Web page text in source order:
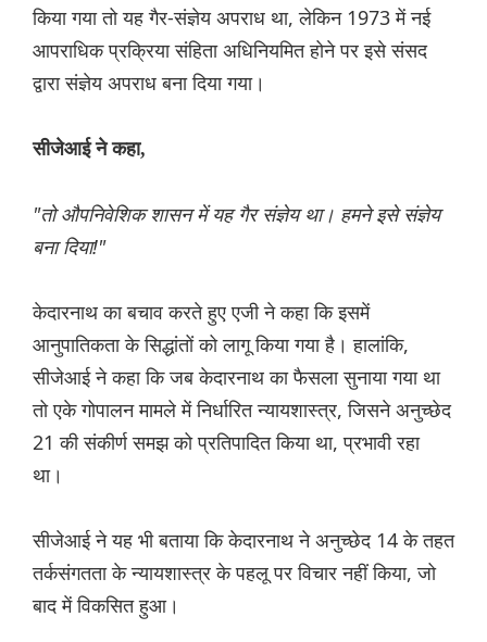
किया गया तो यह गैर-संज्ञेय अपराध था, लेकिन 1973 में नई
आपराधिक प्रक्रिया संहिता अधिनियमित होने पर इसे संसद
द्वारा संज्ञेय अपराध बना दिया गया।
सीजेआई ने कहा,
"तो औपनिवेशिक शासन में यह गैर संज्ञेय था। हमने इसे संज्ञेय
बना दिया!"
केदारनाथ का बचाव करते हुए एजी ने कहा कि इसमें
आनुपातिकता के सिद्धांतों को लागू किया गया है। हालांकि,
सीजेआई ने कहा कि जब केदारनाथ का फैसला सुनाया गया था
तो एके गोपालन मामले में निर्धारित न्यायशास्त्र, जिसने अनुच्छेद
21 की संकीर्ण समझ को प्रतिपादित किया था, प्रभावी रहा
था।
सीजेआई ने यह भी बताया कि केदारनाथ ने अनुच्छेद 14 के तहत
तर्कसंगतता के न्यायशास्त्र के पहलू पर विचार नहीं किया, जो
बाद में विकसित हुआ।